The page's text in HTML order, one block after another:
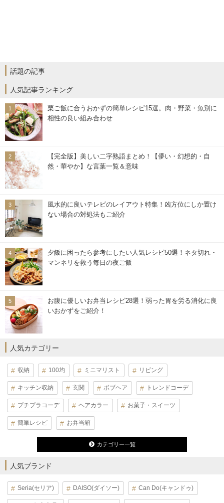
話題の記事
人気記事ランキング
栗ご飯に合うおかずの簡単レシピ15選。肉・野菜・魚別に
相性の良い組み合わせ
【完全版】美しい二字熟語まとめ！【儚い・幻想的・自
然・華やか】な言葉一覧＆意味
風水的に良いテレビのレイアウト特集！凶方位にしか置け
ない場合の対処法もご紹介
夕飯に困ったら参考にしたい人気レシピ50選！ネタ切れ・
マンネリを救う毎日の夜ご飯
お腹に優しいお弁当レシピ28選！弱った胃を労る消化に良
いおかずをご紹介！
人気カテゴリー
収納 100均 ミニマリスト リビング
キッチン収納 玄関 ボブヘア トレンドコーデ
プチプラコーデ ヘアカラー お菓子・スイーツ
簡単レシピ お弁当箱
カテゴリー一覧
人気ブランド
Seria(セリア) DAISO(ダイソー) Can Do(キャンドゥ)